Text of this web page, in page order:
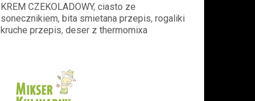
KREM CZEKOLADOWY, ciasto ze
sonecznikiem, bita smietana przepis, rogaliki
kruche przepis, deser z thermomixa